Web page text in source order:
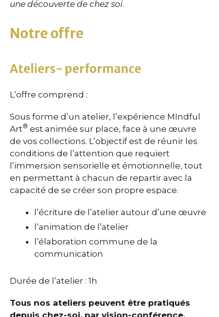
une découverte de chez soi.
Notre offre
Ateliers- performance
L’offre comprend :
Sous forme d’un atelier, l’expérience MIndful
Art® est animée sur place, face à une œuvre
de vos collections. L’objectif est de réunir les
conditions de l’attention que requiert
l’immersion sensorielle et émotionnelle, tout
en permettant à chacun de repartir avec la
capacité de se créer son propre espace.
l’écriture de l’atelier autour d’une œuvre
l’animation de l’atelier
l’élaboration commune de la
communication
Durée de l’atelier : 1h
Tous nos ateliers peuvent être pratiqués
depuis chez-soi, par vision-conférence.